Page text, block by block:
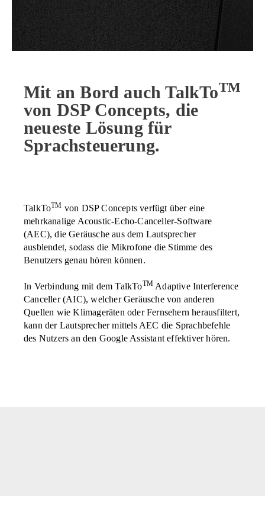
Mit an Bord auch TalkToTM
von DSP Concepts, die
neueste Lösung für
Sprachsteuerung.
TalkToTM von DSP Concepts verfügt über eine
mehrkanalige Acoustic-Echo-Canceller-Software
(AEC), die Geräusche aus dem Lautsprecher
ausblendet, sodass die Mikrofone die Stimme des
Benutzers genau hören können.
In Verbindung mit dem TalkToTM Adaptive Interference
Canceller (AIC), welcher Geräusche von anderen
Quellen wie Klimageräten oder Fernsehern herausfiltert,
kann der Lautsprecher mittels AEC die Sprachbefehle
des Nutzers an den Google Assistant effektiver hören.